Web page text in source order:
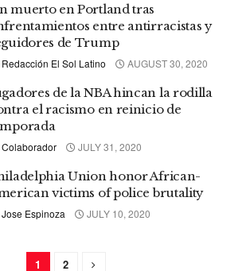
muerto en Portland tras
entre antirracistas y
de Trump
Redacción El Sol Latino AUGUST 30, 2020
de la NBA hincan la rodilla
el racismo en reinicio de
Colaborador JULY 31, 2020
Union honor African-
victims of police brutality
Jose Espinoza JULY 10, 2020
1 2